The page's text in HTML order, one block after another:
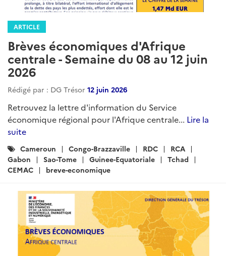
ARTICLE
Brèves économiques d'Afrique
centrale - Semaine du 08 au 12 juin
2026
Rédigé par : DG Trésor 12 juin 2026
Retrouvez la lettre d'information du Service
économique régional pour l'Afrique centrale... Lire la
suite
Catégories
:
Cameroun Congo-Brazzaville RDC
RCA
Gabon
Sao-Tome Guinee-Equatoriale
Tchad
CEMAC
breve-economique